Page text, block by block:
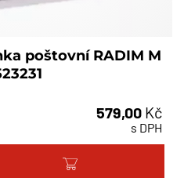
poštovní RADIM M
579,00 Kč
s DPH